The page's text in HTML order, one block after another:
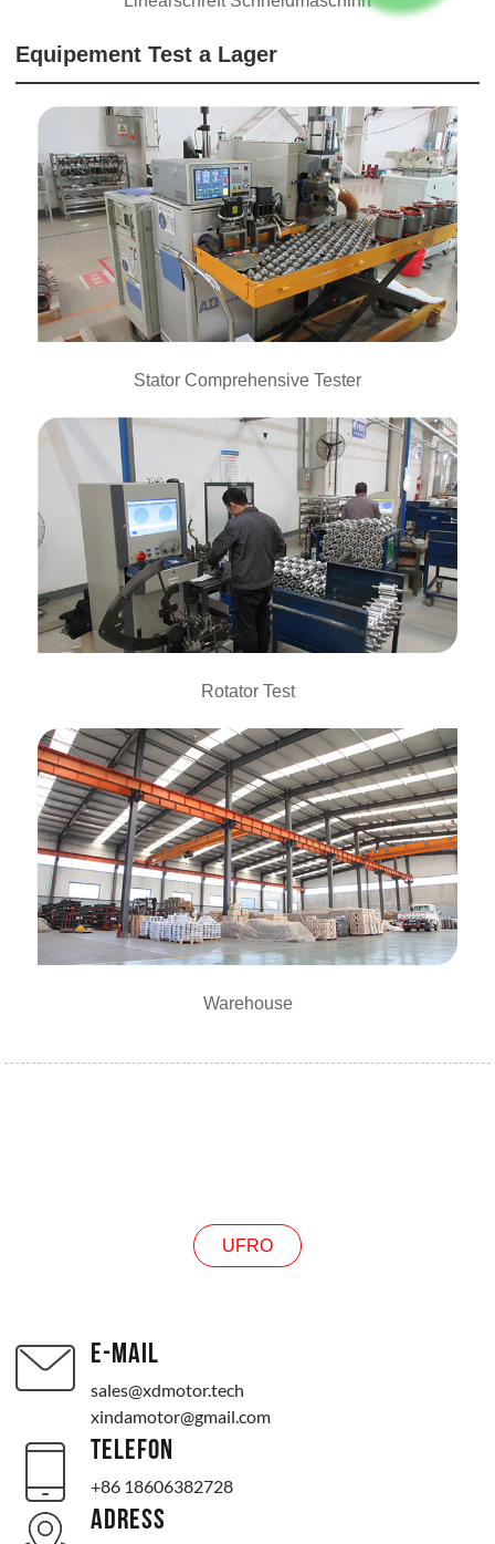
Equipement Test a Lager
Stator Comprehensive Tester
Rotator Test
Warehouse
UFRO
E-MAIL
sales@xdmotor.tech
xindamotor@gmail.com
TELEFON
+86 18606382728
ADRESS